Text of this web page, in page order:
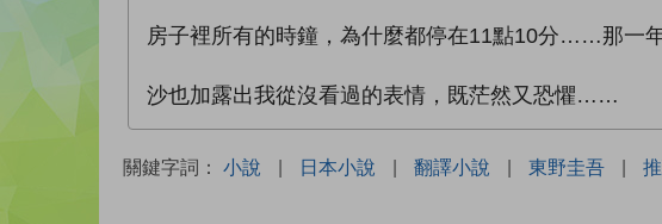
房子裡所有的時鐘，為什麼都停在11點10分……那一
沙也加露出我從沒看過的表情，既茫然又恐懼……
關鍵字詞：小說 | 日本小說 | 翻譯小說 | 東野圭吾 |